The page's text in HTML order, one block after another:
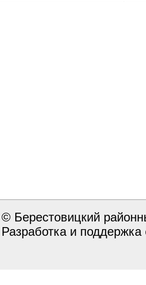
© Берестовицкий
Разработка и поддержка